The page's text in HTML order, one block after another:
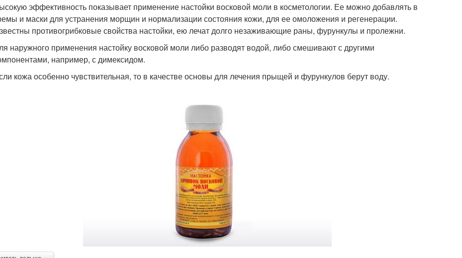
эффективность показывает применение настойки восковой моли в косметологии. Ее можно добавлять в
и маски для устранения морщин и нормализации состояния кожи, для ее омоложения и регенерации.
противогрибковые свойства настойки, ею лечат долго незаживающие раны, фурункулы и пролежни.
наружного применения настойку восковой моли либо разводят водой, либо смешивают с другими
например, с димексидом.
кожа особенно чувствительная, то в качестве основы для лечения прыщей и фурункулов берут воду.